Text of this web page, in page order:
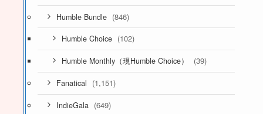
Humble Bundle (846)
Humble Choice (102)
Humble Monthly（現Humble Choice） (39)
Fanatical (1,151)
IndieGala (649)